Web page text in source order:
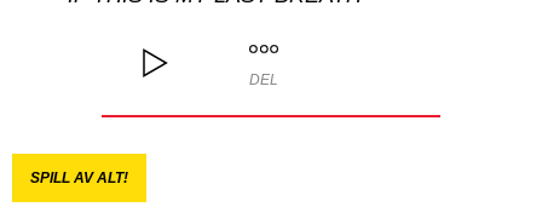
DEL
SPILL AV ALT!